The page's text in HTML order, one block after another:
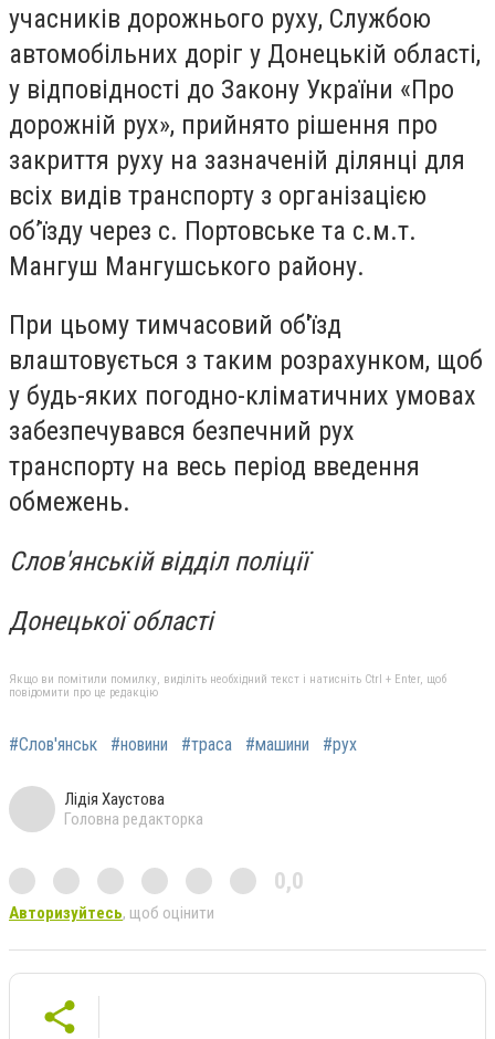
учасників дорожнього руху, Службою
автомобільних доріг у Донецькій області,
у відповідності до Закону України «Про
дорожній рух», прийнято рішення про
закриття руху на зазначеній ділянці для
всіх видів транспорту з організацією
об’їзду через с. Портовське та с.м.т.
Мангуш Мангушського району.
При цьому тимчасовий об'їзд
влаштовується з таким розрахунком, щоб
у будь-яких погодно-кліматичних умовах
забезпечувався безпечний рух
транспорту на весь період введення
обмежень.
Слов'янській відділ поліції
Донецької області
Якщо ви помітили помилку, виділіть необхідний текст і натисніть Ctrl + Enter, щоб
повідомити про це редакцію
#Слов'янськ #новини #траса #машини #рух
Лідія Хаустова
Головна редакторка
0,0
Авторизуйтесь, щоб оцінити